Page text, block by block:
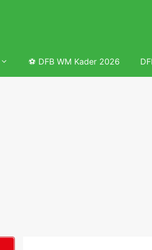
⚽ DFB WM Kader 2026